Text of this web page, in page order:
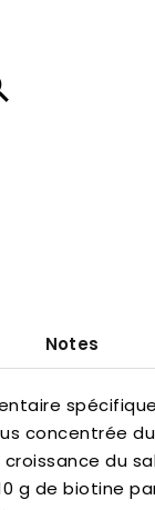
Notes
concentrée
du
g de biotine